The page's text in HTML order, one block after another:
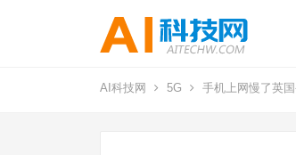
AI科技网 5G 手机上网慢了英